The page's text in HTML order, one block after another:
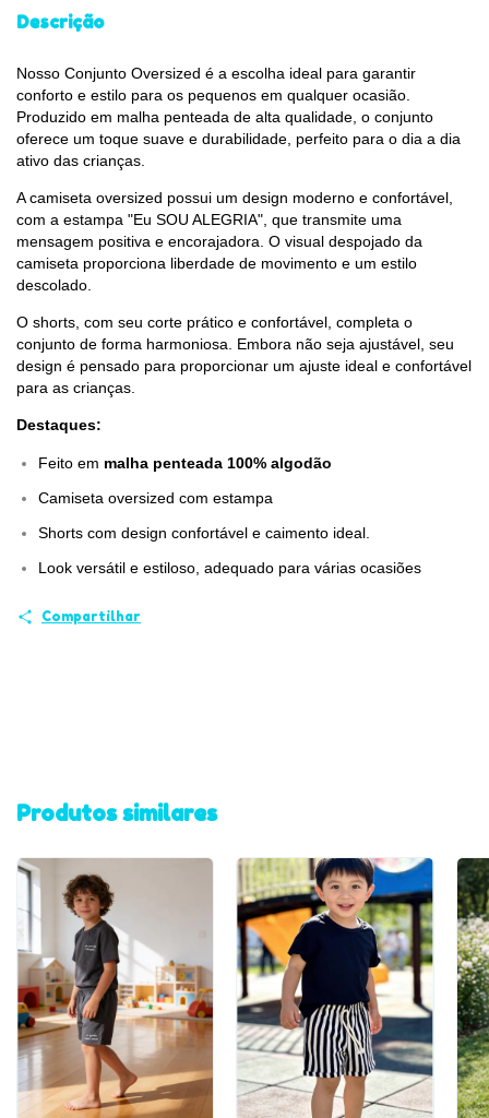
Descrição
Nosso Conjunto Oversized é a escolha ideal para garantir
conforto e estilo para os pequenos em qualquer ocasião.
Produzido em malha penteada de alta qualidade, o conjunto
oferece um toque suave e durabilidade, perfeito para o dia a dia
ativo das crianças.
A camiseta oversized possui um design moderno e confortável,
com a estampa "Eu SOU ALEGRIA", que transmite uma
mensagem positiva e encorajadora. O visual despojado da
camiseta proporciona liberdade de movimento e um estilo
descolado.
O shorts, com seu corte prático e confortável, completa o
conjunto de forma harmoniosa. Embora não seja ajustável, seu
design é pensado para proporcionar um ajuste ideal e confortável
para as crianças.
Destaques:
Feito em malha penteada 100% algodão
Camiseta oversized com estampa
Shorts com design confortável e caimento ideal.
Look versátil e estiloso, adequado para várias ocasiões
Compartilhar
Produtos similares